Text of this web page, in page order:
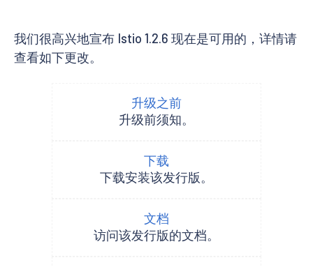
我们很高兴地宣布 Istio 1.2.6 现在是可用的，详情请
查看如下更改。
升级之前
升级前须知。
下载
下载安装该发行版。
文档
访问该发行版的文档。